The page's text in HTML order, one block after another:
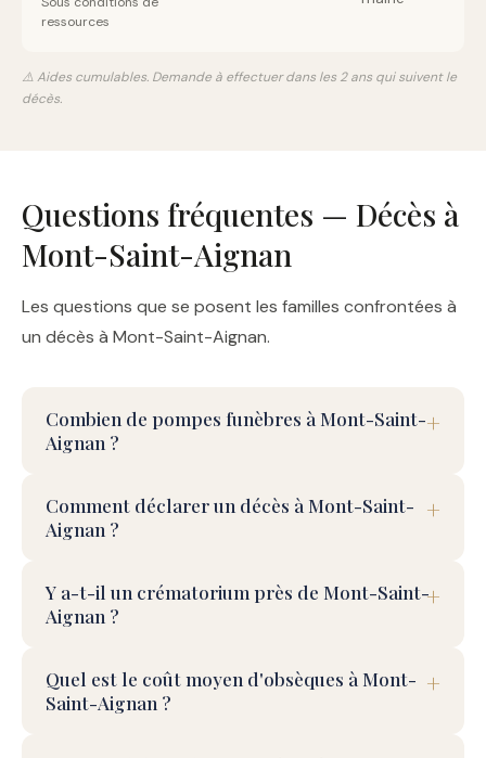
ressources
⚠️ Aides cumulables. Demande à effectuer dans les 2 ans qui suivent le
décès.
Questions fréquentes — Décès à
Mont-Saint-Aignan
Les questions que se posent les familles confrontées à
un décès à Mont-Saint-Aignan.
Combien de pompes funèbres à Mont-Saint-
Aignan ?
Comment déclarer un décès à Mont-Saint-
Aignan ?
Y a-t-il un crématorium près de Mont-Saint-
Aignan ?
Quel est le coût moyen d'obsèques à Mont-
Saint-Aignan ?